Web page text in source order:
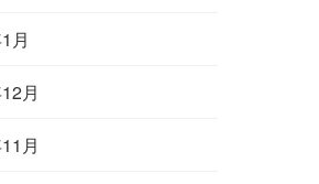
月
月
月